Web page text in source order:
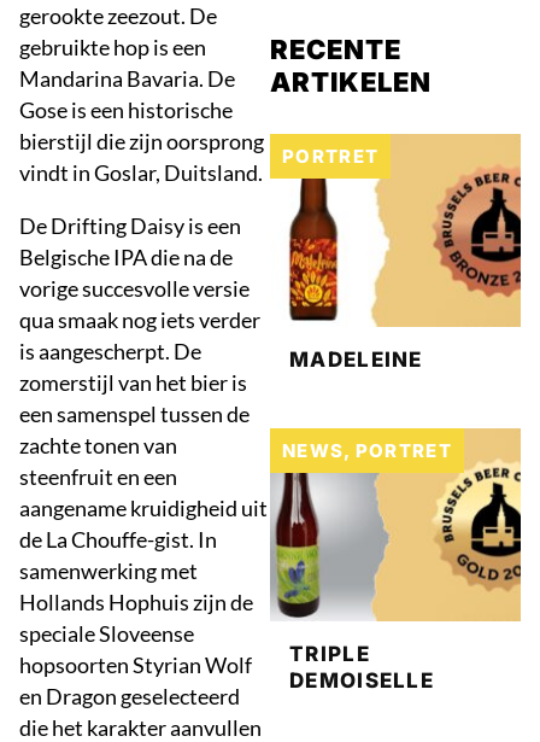
gerookte zeezout. De
gebruikte hop is een
Mandarina Bavaria. De
Gose is een historische
bierstijl die zijn oorsprong
vindt in Goslar, Duitsland.
De Drifting Daisy is een
Belgische IPA die na de
vorige succesvolle versie
qua smaak nog iets verder
is aangescherpt. De
zomerstijl van het bier is
een samenspel tussen de
zachte tonen van
steenfruit en een
aangename kruidigheid uit
de La Chouffe-gist. In
samenwerking met
Hollands Hophuis zijn de
speciale Sloveense
hopsoorten Styrian Wolf
en Dragon geselecteerd
die het karakter aanvullen
RECENTE
ARTIKELEN
PORTRET
MADELEINE
NEWS, PORTRET
TRIPLE
DEMOISELLE